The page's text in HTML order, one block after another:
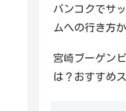
バンコクでサ
ムへの行き方
宮崎ブーゲン
は？おすすめ